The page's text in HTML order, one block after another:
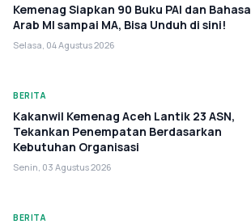
Kemenag Siapkan 90 Buku PAI dan Bahasa
Arab MI sampai MA, Bisa Unduh di sini!
Selasa, 04 Agustus 2026
BERITA
Kakanwil Kemenag Aceh Lantik 23 ASN,
Tekankan Penempatan Berdasarkan
Kebutuhan Organisasi
Senin, 03 Agustus 2026
BERITA